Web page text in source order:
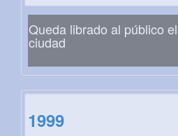
Queda librado al público
ciudad
1999